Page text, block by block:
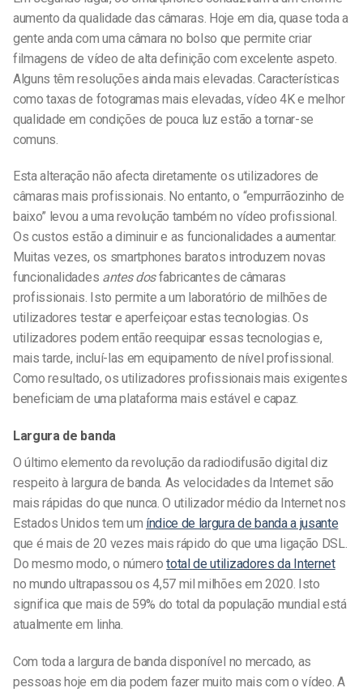
aumento da qualidade das câmaras. Hoje em dia, quase toda a
gente anda com uma câmara no bolso que permite criar
filmagens de vídeo de alta definição com excelente aspeto.
Alguns têm resoluções ainda mais elevadas. Características
como taxas de fotogramas mais elevadas, vídeo 4K e melhor
qualidade em condições de pouca luz estão a tornar-se
comuns.
Esta alteração não afecta diretamente os utilizadores de
câmaras mais profissionais. No entanto, o “empurrãozinho de
baixo” levou a uma revolução também no vídeo profissional.
Os custos estão a diminuir e as funcionalidades a aumentar.
Muitas vezes, os smartphones baratos introduzem novas
funcionalidades antes dosfabricantes de câmaras
profissionais. Isto permite a um laboratório de milhões de
utilizadores testar e aperfeiçoar estas tecnologias. Os
utilizadores podem então reequipar essas tecnologias e,
mais tarde, incluí-las em equipamento de nível profissional.
Como resultado, os utilizadores profissionais mais exigentes
beneficiam de uma plataforma mais estável e capaz.
Largura de banda
O último elemento da revolução da radiodifusão digital diz
respeito à largura de banda. As velocidades da Internet são
mais rápidas do que nunca. O utilizador médio da Internet nos
Estados Unidos tem um índice de largura de banda a jusante
que é mais de 20 vezes mais rápido do que uma ligação DSL.
Do mesmo modo, o númerototal de utilizadores da Internet
no mundo ultrapassou os 4,57 mil milhões em 2020. Isto
significa que mais de 59% do total da população mundial está
atualmente em linha.
Com toda a largura de banda disponível no mercado, as
pessoas hoje em dia podem fazer muito mais com o vídeo. A